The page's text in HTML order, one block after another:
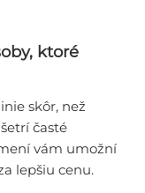
ktoré
skôr, než
časté
vám umožní
lepšiu cenu.